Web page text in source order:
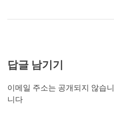
답글 남기기
이메일 주소는 공개되지 않습
니다